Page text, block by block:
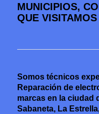
MUNICIPIOS,
QUE
Somos técnicos
Reparación de
marcas en la ciudad
Sabaneta, La